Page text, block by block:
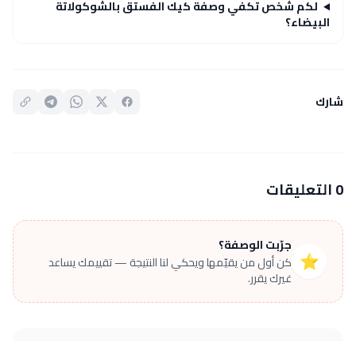
لكم شخص تكفي وصفة كيك الفستق بالشوكولاتة
البيضاء؟
شارك
0 التعليقات
⭐
جرّبت الوصفة؟
كن أول من يقيّمها ويحكي لنا النتيجة — تقييمك يساعد
غيرك يقرر.